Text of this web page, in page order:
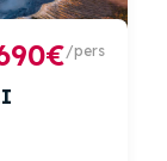
/pers